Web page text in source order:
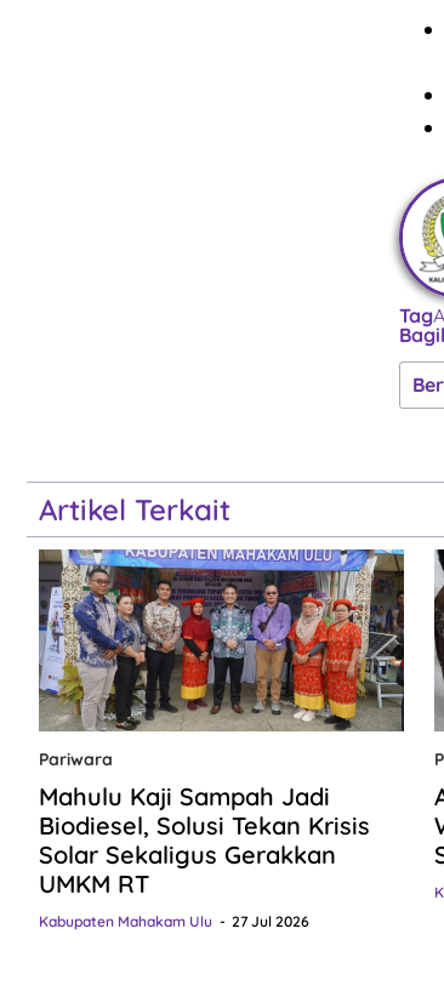
Tag
Artikel Terkait
Pariwara
Mahulu Kaji Sampah Jadi
Biodiesel, Solusi Tekan Krisis
Solar Sekaligus Gerakkan
UMKM RT
Kabupaten Mahakam Ulu 27 Jul 2026